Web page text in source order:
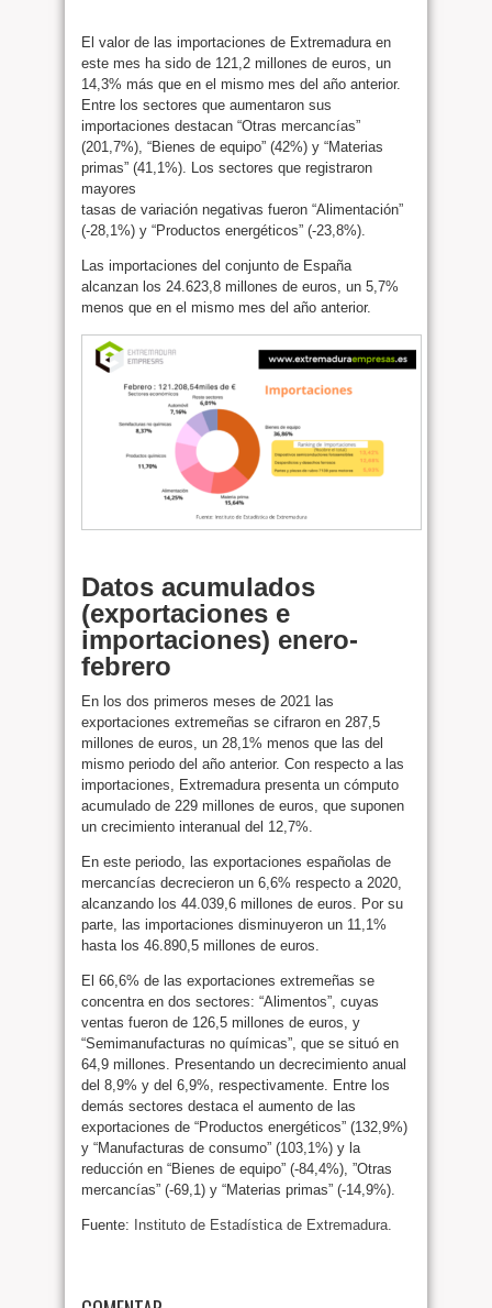
El valor de las importaciones de Extremadura en
este mes ha sido de 121,2 millones de euros, un
14,3% más que en el mismo mes del año anterior.
Entre los sectores que aumentaron sus
importaciones destacan “Otras mercancías”
(201,7%), “Bienes de equipo” (42%) y “Materias
primas” (41,1%). Los sectores que registraron
mayores
tasas de variación negativas fueron “Alimentación”
(-28,1%) y “Productos energéticos” (-23,8%).
Las importaciones del conjunto de España
alcanzan los 24.623,8 millones de euros, un 5,7%
menos que en el mismo mes del año anterior.
Datos acumulados
(exportaciones e
importaciones) enero-
febrero
En los dos primeros meses de 2021 las
exportaciones extremeñas se cifraron en 287,5
millones de euros, un 28,1% menos que las del
mismo periodo del año anterior. Con respecto a las
importaciones, Extremadura presenta un cómputo
acumulado de 229 millones de euros, que suponen
un crecimiento interanual del 12,7%.
En este periodo, las exportaciones españolas de
mercancías decrecieron un 6,6% respecto a 2020,
alcanzando los 44.039,6 millones de euros. Por su
parte, las importaciones disminuyeron un 11,1%
hasta los 46.890,5 millones de euros.
El 66,6% de las exportaciones extremeñas se
concentra en dos sectores: “Alimentos”, cuyas
ventas fueron de 126,5 millones de euros, y
“Semimanufacturas no químicas”, que se situó en
64,9 millones. Presentando un decrecimiento anual
del 8,9% y del 6,9%, respectivamente. Entre los
demás sectores destaca el aumento de las
exportaciones de “Productos energéticos” (132,9%)
y “Manufacturas de consumo” (103,1%) y la
reducción en “Bienes de equipo” (-84,4%), ”Otras
mercancías” (-69,1) y “Materias primas” (-14,9%).
Fuente: Instituto de Estadística de Extremadura.